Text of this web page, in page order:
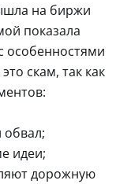
на биржи
показала
особенностями
скам, так как
идеи;
дорожную